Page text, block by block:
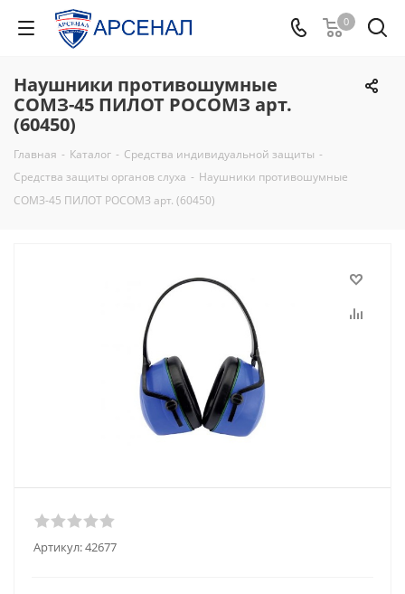
0
Наушники противошумные
СОМЗ-45 ПИЛОТ РОСОМЗ арт.
(60450)
Главная - Каталог - Средства индивидуальной защиты -
Средства защиты органов слуха - Наушники противошумные
СОМЗ-45 ПИЛОТ РОСОМЗ арт. (60450)
Артикул:42677